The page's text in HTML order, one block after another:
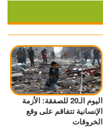
اليوم الـ20 للصفقة: الأزمة
الإنسانية تتفاقم على وقع
الخروقات